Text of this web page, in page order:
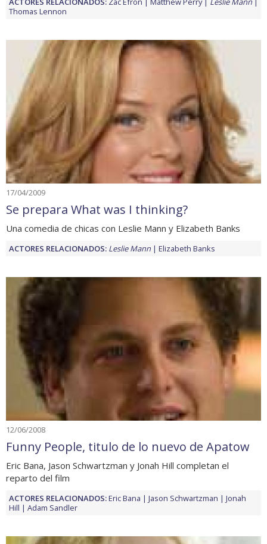
Thomas Lennon
17/04/2009
Se prepara What was I thinking?
Una comedia de chicas con Leslie Mann y Elizabeth Banks
ACTORES RELACIONADOS: Leslie Mann Elizabeth Banks
12/06/2008
Funny People, titulo de lo nuevo de Apatow
Eric Bana, Jason Schwartzman y Jonah Hill completan el
reparto del film
ACTORES RELACIONADOS:Eric Bana Jason Schwartzman
Jonah
Hill
Adam Sandler